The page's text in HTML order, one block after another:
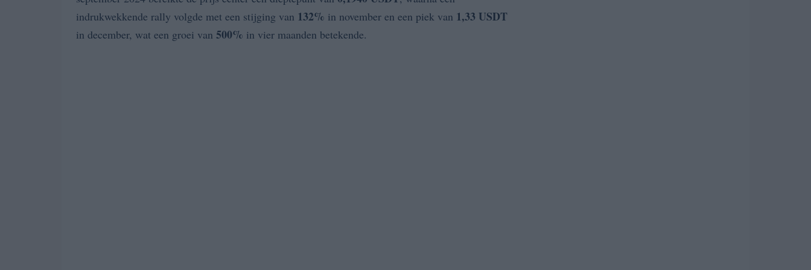
indrukwekkende rally volgde met een stijging van 132% in november en een piek van 1,33 USDT
in december, wat een groei van 500% in vier maanden betekende.